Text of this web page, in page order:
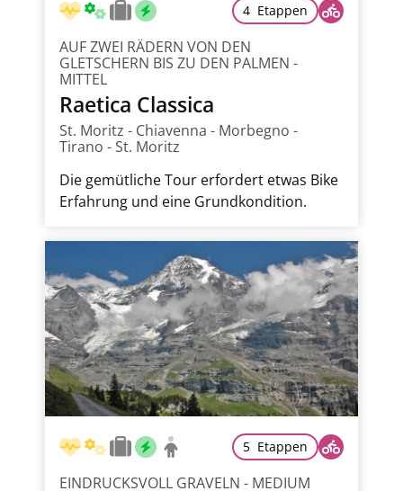
4 Etappen
AUF ZWEI RÄDERN VON DEN
GLETSCHERN BIS ZU DEN PALMEN -
MITTEL
Raetica Classica
St. Moritz - Chiavenna - Morbegno -
Tirano - St. Moritz
Die gemütliche Tour erfordert etwas Bike
Erfahrung und eine Grundkondition.
5 Etappen
EINDRUCKSVOLL GRAVELN - MEDIUM